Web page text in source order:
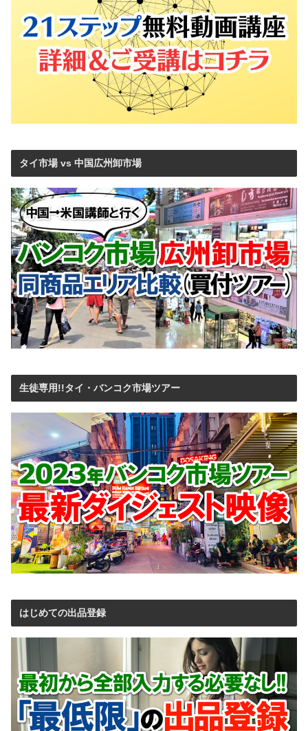
タイ市場 vs 中国広州卸市場
生徒専用!!タイ・バンコク市場ツアー
はじめての出品登録